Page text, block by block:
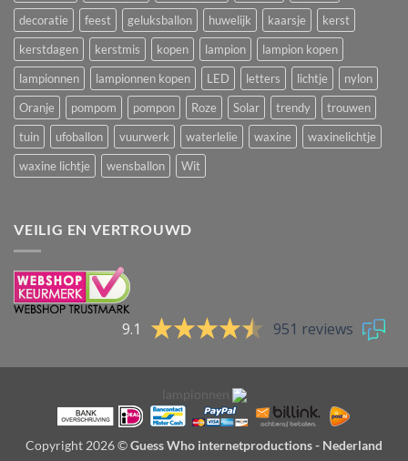
decoratie
feest geluksballon huwelijk kaarsje
kerst
kerstdagen
kerstmis kopen lampion
lampion kopen
lampionnen
lampionnen kopen LED letters lichtje
nylon
Oranje
pompom pompon Roze Solar trendy
trouwen
tuin
ufoballon vuurwerk waterlelie waxine
waxinelichtje
waxine lichtje
wensballon Wit
VEILIG EN VERTROUWD
9.1 951 reviews
lampionnen
Copyright 2026 ©Guess Who internetproductions - Nederland